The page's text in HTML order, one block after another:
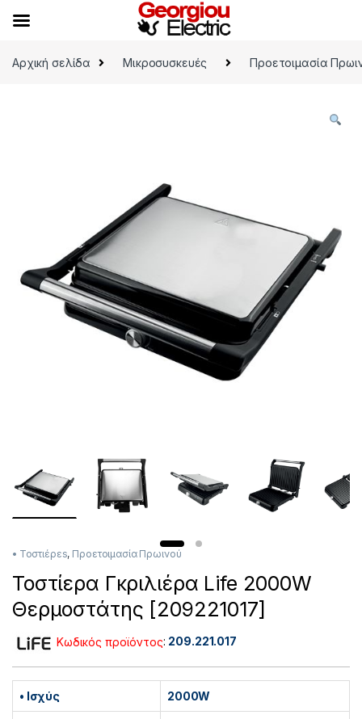
Αρχική σελίδα
Μικροσυσκευές Προετοιμασία
• Τοστιέρεs, Προετοιμασία Πρωινού
Τοστίερα Γκριλιέρα Life 2000W
Θερμοστάτης [209221017]
Κωδικός προϊόντος: 209.221.017
• Ισχύς 2000W